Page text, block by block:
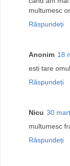
multumesc
Răspundeți
Anonim 18
esti tare
Răspundeți
Nicu 30
multumesc
Răspundeți